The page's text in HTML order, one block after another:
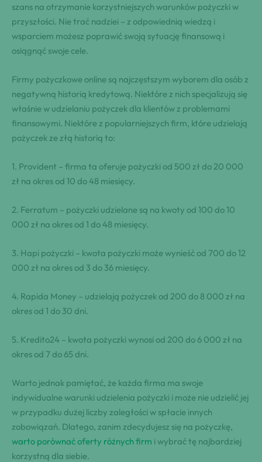
szans na otrzymanie korzystniejszych warunków pożyczki w
przyszłości. Nie trać nadziei – z odpowiednią wiedzą i
wsparciem możesz poprawić swoją sytuację finansową i
osiągnąć swoje cele.
Firmy pożyczkowe online są najczęstszym wyborem dla osób z
negatywną historią kredytową. Niektóre z nich specjalizują się
właśnie w udzielaniu pożyczek dla klientów z problemami
finansowymi. Niektóre z popularniejszych firm, które udzielają
pożyczek ze złą historią to:
1. Provident – firma ta oferuje pożyczki od 500 zł do 20 000
zł na okres od 10 do 48 miesięcy.
2. Ferratum – pożyczki udzielane są na kwoty od 100 do 10
000 zł na okres od 1 do 48 miesięcy.
3. Hapi pożyczki – kwota pożyczki może wynieść od 700 do 12
000 zł na okres od 3 do 36 miesięcy.
4. Rapida Money – udzielają pożyczek od 200 do 8 000 zł na
okres od 1 do 30 dni.
5. Kredito24 – kwota pożyczki wynosi od 200 do 6 000 zł na
okres od 7 do 65 dni.
Warto jednak pamiętać, że każda firma ma swoje
indywidualne warunki udzielenia pożyczki i może nie udzielić jej
w przypadku dużej liczby zaległości w spłacie innych
zobowiązań. Dlatego, zanim zdecydujesz się na pożyczkę,
warto porównać oferty różnych firm i wybrać tę najbardziej
korzystną dla siebie.